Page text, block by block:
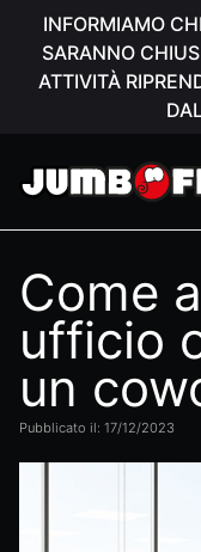
INFORMIAMO
SARANNO
ATTIVITÀ
Come
ufficio
un
Pubblicato il: 17/12/2023